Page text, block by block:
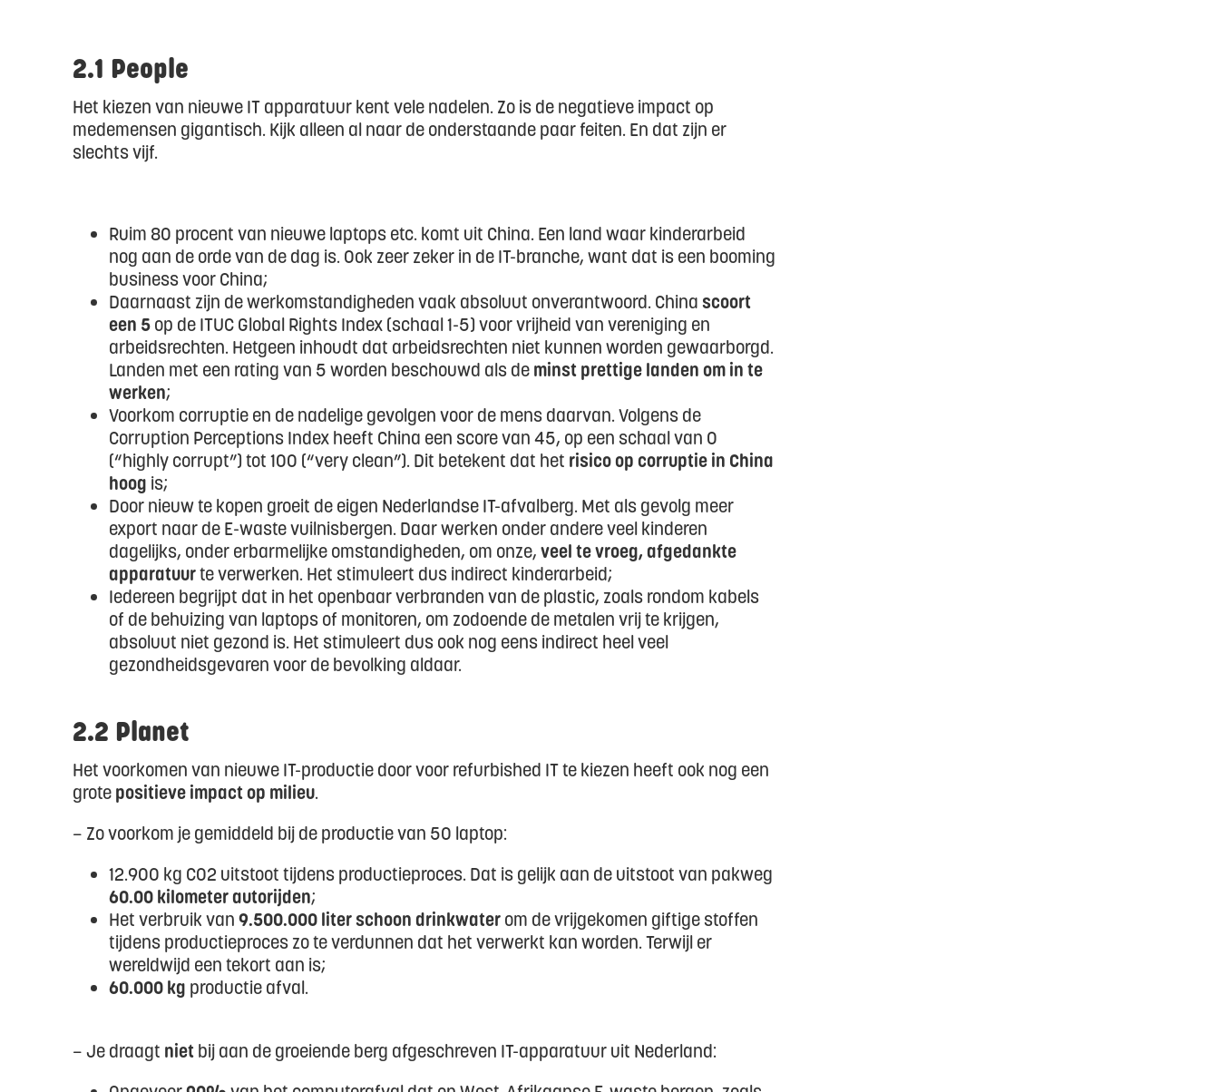
2.1 People
Het kiezen van nieuwe IT apparatuur kent vele nadelen. Zo is de negatieve impact op
medemensen gigantisch. Kijk alleen al naar de onderstaande paar feiten. En dat zijn er
slechts vijf.
Ruim 80 procent van nieuwe laptops etc. komt uit China. Een land waar kinderarbeid
nog aan de orde van de dag is. Ook zeer zeker in de IT-branche, want dat is een booming
business voor China;
Daarnaast zijn de werkomstandigheden vaak absoluut onverantwoord. China scoort
een 5op de ITUC Global Rights Index (schaal 1-5) voor vrijheid van vereniging en
arbeidsrechten. Hetgeen inhoudt dat arbeidsrechten niet kunnen worden gewaarborgd.
Landen met een rating van 5 worden beschouwd als deminst prettige landen om in te
werken;
Voorkom corruptie en de nadelige gevolgen voor de mens daarvan. Volgens de
Corruption Perceptions Index heeft China een score van 45, op een schaal van 0
(“highly corrupt”) tot 100 (“very clean”). Dit betekent dat het risico op corruptie in China
hoog is;
Door nieuw te kopen groeit de eigen Nederlandse IT-afvalberg. Met als gevolg meer
export naar de E-waste vuilnisbergen. Daar werken onder andere veel kinderen
dagelijks, onder erbarmelijke omstandigheden, om onze,veel te vroeg, afgedankte
apparatuurte verwerken. Het stimuleert dus indirect kinderarbeid;
Iedereen begrijpt dat in het openbaar verbranden van de plastic, zoals rondom kabels
of de behuizing van laptops of monitoren, om zodoende de metalen vrij te krijgen,
absoluut niet gezond is. Het stimuleert dus ook nog eens indirect heel veel
gezondheidsgevaren voor de bevolking aldaar.
2.2 Planet
Het voorkomen van nieuwe IT-productie door voor refurbished IT te kiezen heeft ook nog een
grotepositieve impact op milieu.
– Zo voorkom je gemiddeld bij de productie van 50 laptop:
12.900 kg CO2 uitstoot tijdens productieproces. Dat is gelijk aan de uitstoot van pakweg
60.00 kilometer autorijden;
Het verbruik van9.500.000 liter schoon drinkwaterom de vrijgekomen giftige stoffen
tijdens productieproces zo te verdunnen dat het verwerkt kan worden. Terwijl er
wereldwijd een tekort aan is;
60.000 kg productie afval.
– Je draagt nietbij aan de groeiende berg afgeschreven IT-apparatuur uit Nederland: